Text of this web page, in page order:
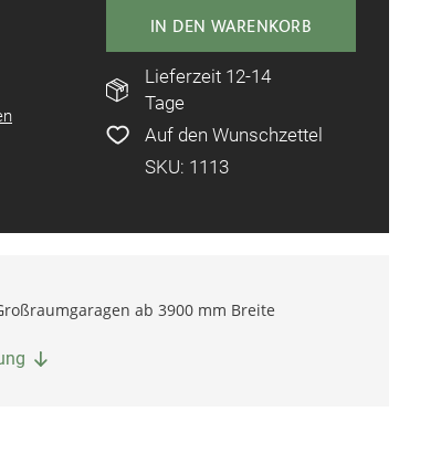
IN DEN WARENKORB
Lieferzeit 12-14
Tage
Auf den Wunschzettel
SKU: 1113
ab 3900 mm Breite